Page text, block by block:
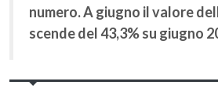
numero. A giugno il valore
scende del 43,3% su giugno